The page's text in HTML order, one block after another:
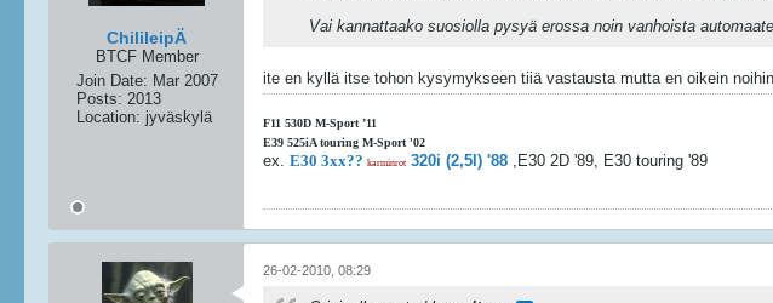
ChilileipÄ
BTCF Member
Join Date: Mar 2007
Posts: 2013
Location: jyväskylä
Vai kannattaako suosiolla pysyä erossa noin vanhoista
ite en kyllä itse tohon kysymykseen tiiä vastausta mutta en oikein
F11 530D M-Sport ’11
E39 525iA touring M-Sport '02
ex. E30 3xx?? karminrot 320i (2,5l) '88 ,E30 2D '89, E30 touring '89
26-02-2010, 08:29